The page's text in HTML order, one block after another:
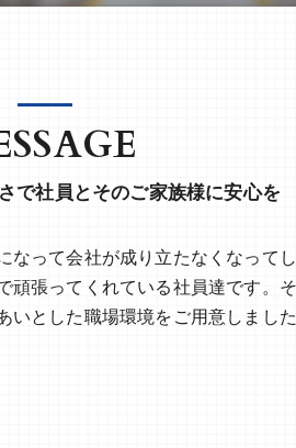
で社員とそのご家族様に安心を
って会社が成り立たなくなって
張ってくれている社員達です。
とした職場環境をご用意しまし